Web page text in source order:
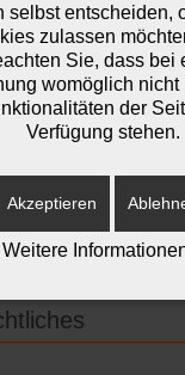
7.00 – 18.00 Uhr
16.00 – 18.00 Uhr
selbst entscheiden,
zulassen
Sie, dass bei
womöglich nicht
der
Verfügung stehen.
Akzeptieren
Weitere